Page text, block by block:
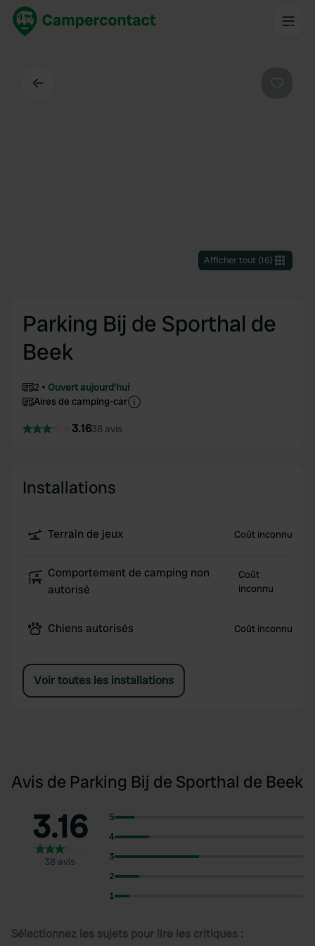
Afficher tout(16)
Parking Bij de Sporthal de
Beek
2
Ouvert aujourd'hui
Aires de camping-car
3.1638 avis
Installations
Terrain de jeux Coût inconnu
Comportement de camping non
autorisé
Coût
inconnu
Chiens autorisés Coût inconnu
Voir toutes les installations
Avis de Parking Bij de Sporthal de Beek
3.16
38 avis
5
4
3
2
1
Sélectionnez les sujets pour lire les critiques :